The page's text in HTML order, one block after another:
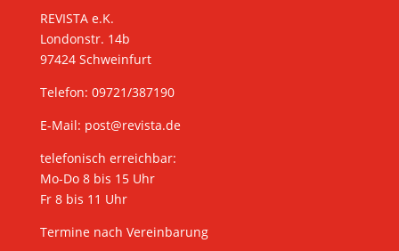
REVISTA e.K.
Londonstr. 14b
97424 Schweinfurt
Telefon: 09721/387190
E-Mail: post@revista.de
telefonisch erreichbar:
Mo-Do 8 bis 15 Uhr
Fr 8 bis 11 Uhr
Termine nach Vereinbarung